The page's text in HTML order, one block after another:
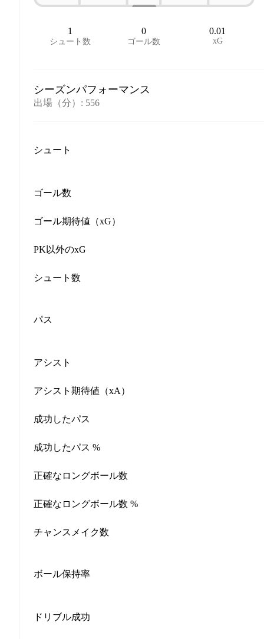
1
シュート数
0
ゴール数
0.01
xG
シーズンパフォーマンス
出場（分） : 556
シュート
ゴール数
ゴール期待値（xG）
PK以外のxG
シュート数
パス
アシスト
アシスト期待値（xA）
成功したパス
成功したパス %
正確なロングボール数
正確なロングボール数 %
チャンスメイク数
ボール保持率
ドリブル成功